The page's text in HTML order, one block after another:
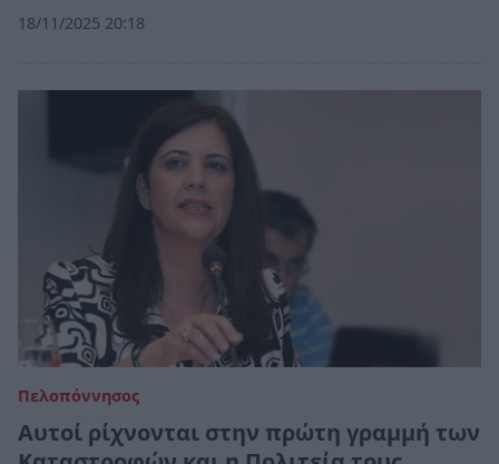
18/11/2025 20:18
Πελοπόννησος
Αυτοί ρίχνονται στην πρώτη γραμμή των